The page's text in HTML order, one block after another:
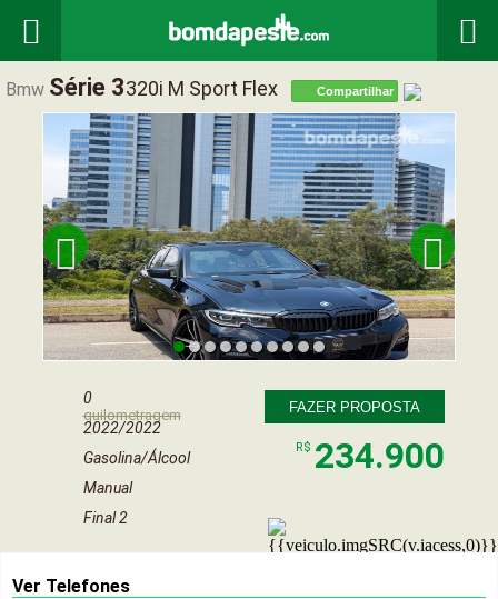
 
Bmw Série 3320i M Sport Flex Compartilhar
 
0
quilometragem
2022/2022
Gasolina/Álcool
Manual
Final 2
FAZER PROPOSTA
R$ 234.900
Ver Telefones